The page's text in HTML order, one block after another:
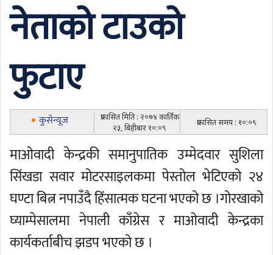
नेताको टाउको
फुटाए
कुसेन्यूज
प्रकासित मिति : २०७४ कार्तिक
२३, बिहीबार १०:०९
प्रकासित समय : १०:०९
माओवादी केन्द्रकी समानुपातिक उम्मेदवार सुशिला
सिंखडा सवार मोटरसाइलकमा पेस्तोल भेटिएको २४
घण्टा बित्न नपाउँदै हिंसात्मक घटना भएको छ ।गोरखाको
घ्याम्पेसालमा नेपाली काँग्रेस र माओवादी केन्द्रका
कार्यकर्ताबीच झडप भएको छ ।